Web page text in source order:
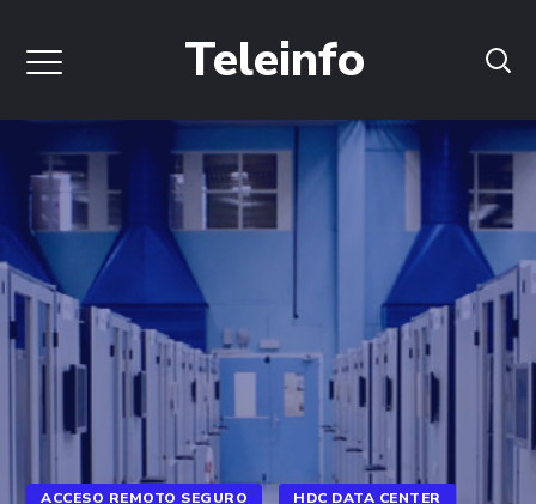
Teleinfo
ACCESO REMOTO SEGURO
HDC DATA CENTER